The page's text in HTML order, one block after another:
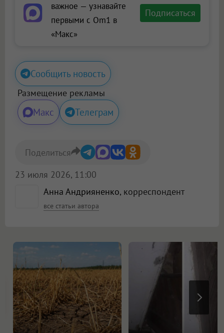
важное — узнавайте
первыми с Om1 в
«Макс»
Подписаться
Сообщить новость
Размещение рекламы
Макс Телеграм
Анна Андрияненко, корреспондент
все статьи автора
23 июля 2026, 11:00
Поделиться